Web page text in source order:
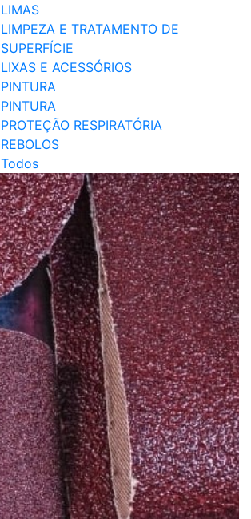
LIMAS
LIMPEZA E TRATAMENTO DE
SUPERFÍCIE
LIXAS E ACESSÓRIOS
PINTURA
PINTURA
PROTEÇÃO RESPIRATÓRIA
REBOLOS
Todos